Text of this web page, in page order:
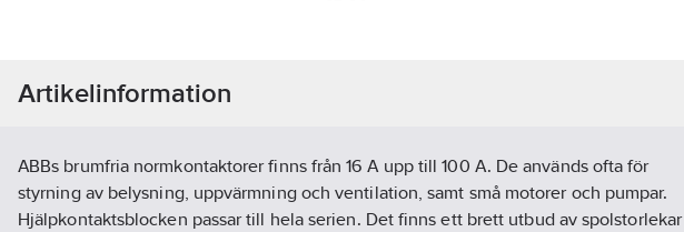
Artikelinformation
ABBs brumfria normkontaktorer finns från 16 A upp till 100 A. De används ofta för
styrning av belysning, uppvärmning och ventilation, samt små motorer och pumpar.
Hjälpkontaktsblocken passar till hela serien. Det finns ett brett utbud av spolstorlekar